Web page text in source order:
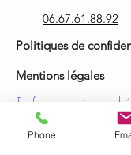
06.67.61.88.92
Politiques de
Mentions légales
Informations
Phone